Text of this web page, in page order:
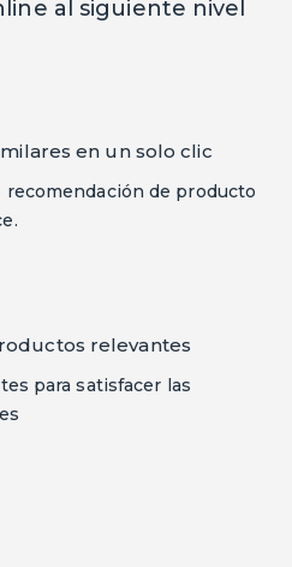
al siguiente nivel
en un solo clic
de producto
relevantes
para satisfacer las